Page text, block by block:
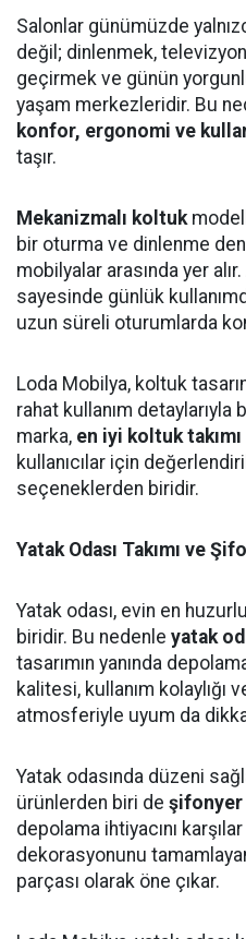
Salonlar günümüzde
değil; dinlenmek,
geçirmek ve günün
yaşam merkezleridir. Bu
konfor, ergonomi ve
taşır.
Mekanizmalı koltuk
bir oturma ve dinlenme
mobilyalar arasında yer
sayesinde günlük
uzun süreli oturumlarda
Loda Mobilya, koltuk
rahat kullanım detaylarıyla
marka, en iyi koltuk takımı
kullanıcılar için
seçeneklerden biridir.
Yatak Odası Takımı ve
Yatak odası, evin en
biridir. Bu nedenle yatak
tasarımın yanında
kalitesi, kullanım kolaylığı
atmosferiyle uyum da
Yatak odasında düzeni
ürünlerden biri de şifonyer
depolama ihtiyacını
dekorasyonunu
parçası olarak öne çıkar.